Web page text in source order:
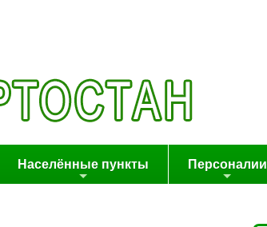
Населённые пункты Персоналии